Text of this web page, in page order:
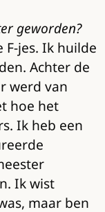
geworden?
jes. Ik huilde
Achter de
werd van
hoe het
Ik heb een
Ik wist
maar ben